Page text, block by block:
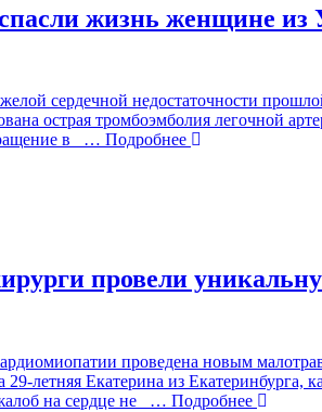
жизнь женщине из
сердечной недостаточности
острая тромбоэмболия
в
… Подробнее
провели
проведена новым
летняя Екатерина из Екатеринбурга,
на сердце не
… Подробнее